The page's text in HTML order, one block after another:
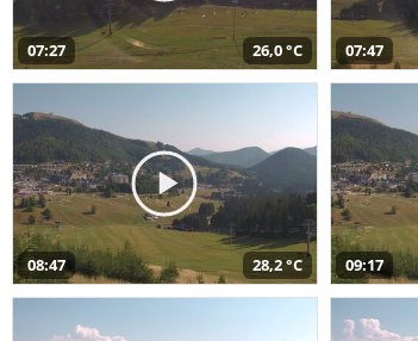
07:27 26,0 °C 07:47
08:47 28,2 °C 09:17